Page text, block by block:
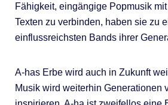
Fähigkeit, eingängige Popmusik
Texten zu verbinden, haben sie zu
einflussreichsten Bands ihrer
A-has Erbe wird auch in Zukunft
Musik wird weiterhin Generationen